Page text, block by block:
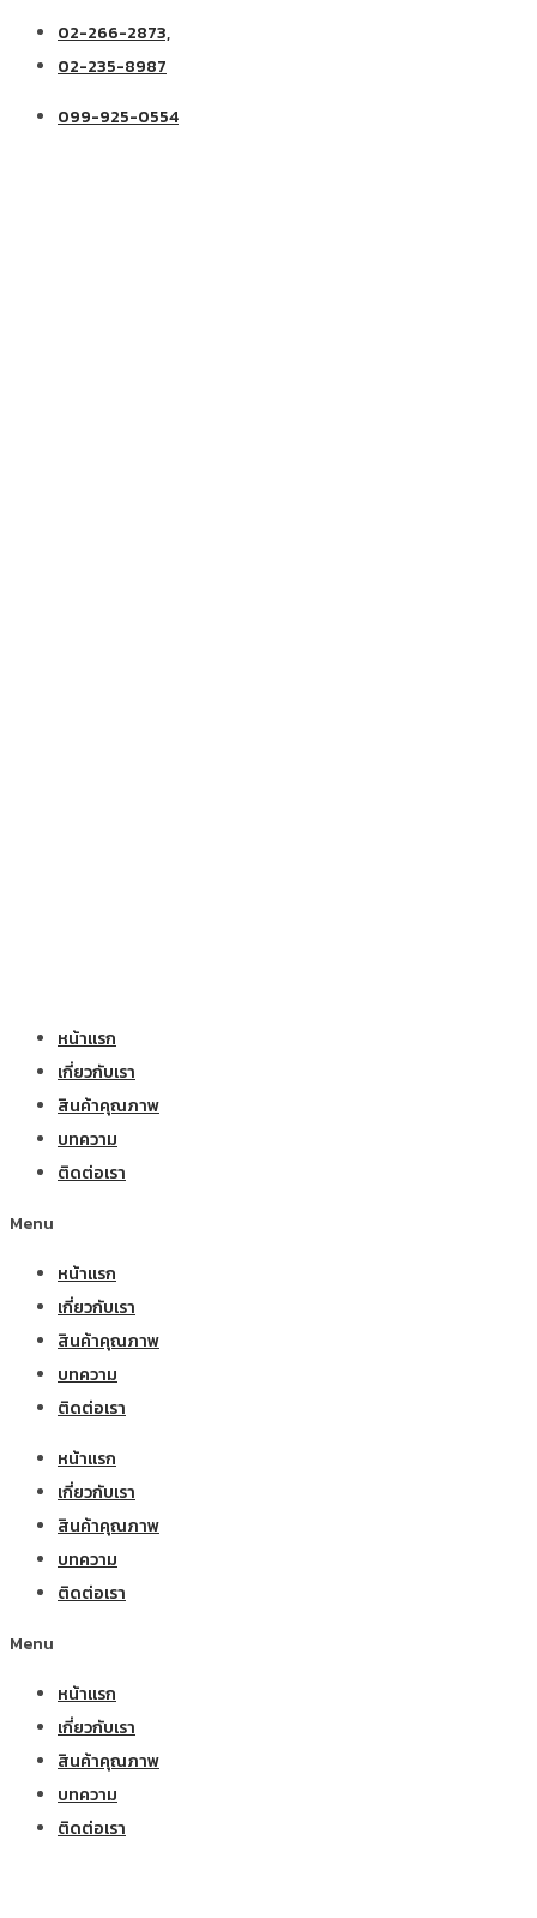
02-266-2873,
02-235-8987
099-925-0554
หน้าแรก
เกี่ยวกับเรา
สินค้าคุณภาพ
บทความ
ติดต่อเรา
Menu
หน้าแรก
เกี่ยวกับเรา
สินค้าคุณภาพ
บทความ
ติดต่อเรา
หน้าแรก
เกี่ยวกับเรา
สินค้าคุณภาพ
บทความ
ติดต่อเรา
Menu
หน้าแรก
เกี่ยวกับเรา
สินค้าคุณภาพ
บทความ
ติดต่อเรา